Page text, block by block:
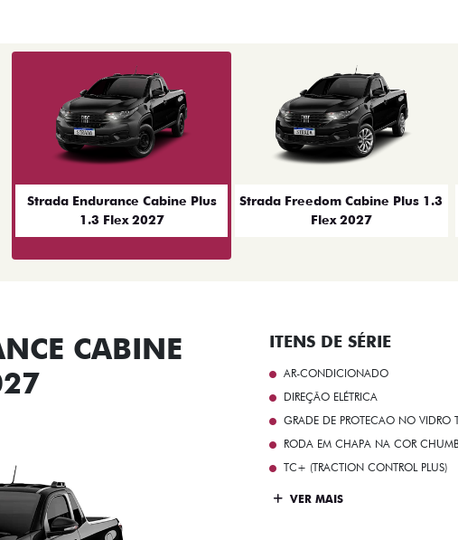
Strada Endurance Cabine Plus
1.3 Flex 2027
Strada Freedom Cabine Plus 1.3
Flex 2027
CABINE
ITENS DE SÉRIE
AR-CONDICIONADO
DIREÇÃO ELÉTRICA
GRADE DE PROTECAO NO VIDRO
RODA EM CHAPA NA COR
TC+ (TRACTION CONTROL PLUS)
VER MAIS